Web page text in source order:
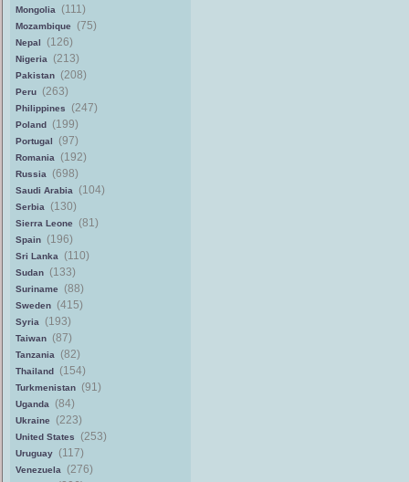
Mongolia (111)
Mozambique (75)
Nepal (126)
Nigeria (213)
Pakistan (208)
Peru (263)
Philippines (247)
Poland (199)
Portugal (97)
Romania (192)
Russia (698)
Saudi Arabia (104)
Serbia (130)
Sierra Leone (81)
Spain (196)
Sri Lanka (110)
Sudan (133)
Suriname (88)
Sweden (415)
Syria (193)
Taiwan (87)
Tanzania (82)
Thailand (154)
Turkmenistan (91)
Uganda (84)
Ukraine (223)
United States (253)
Uruguay (117)
Venezuela (276)